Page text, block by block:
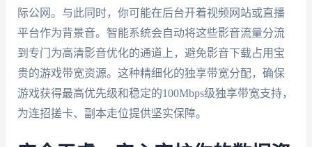
际公网。与此同时，你可能在后台开着视频网站或直播
平台作为背景音。智能系统会自动将这些影音流量分流
到专门为高清影音优化的通道上，避免影音下载占用宝
贵的游戏带宽资源。这种精细化的独享带宽分配，确保
游戏获得最高优先级和稳定的100Mbps级独享带宽支持，
为连招搓卡、副本走位提供坚实保障。